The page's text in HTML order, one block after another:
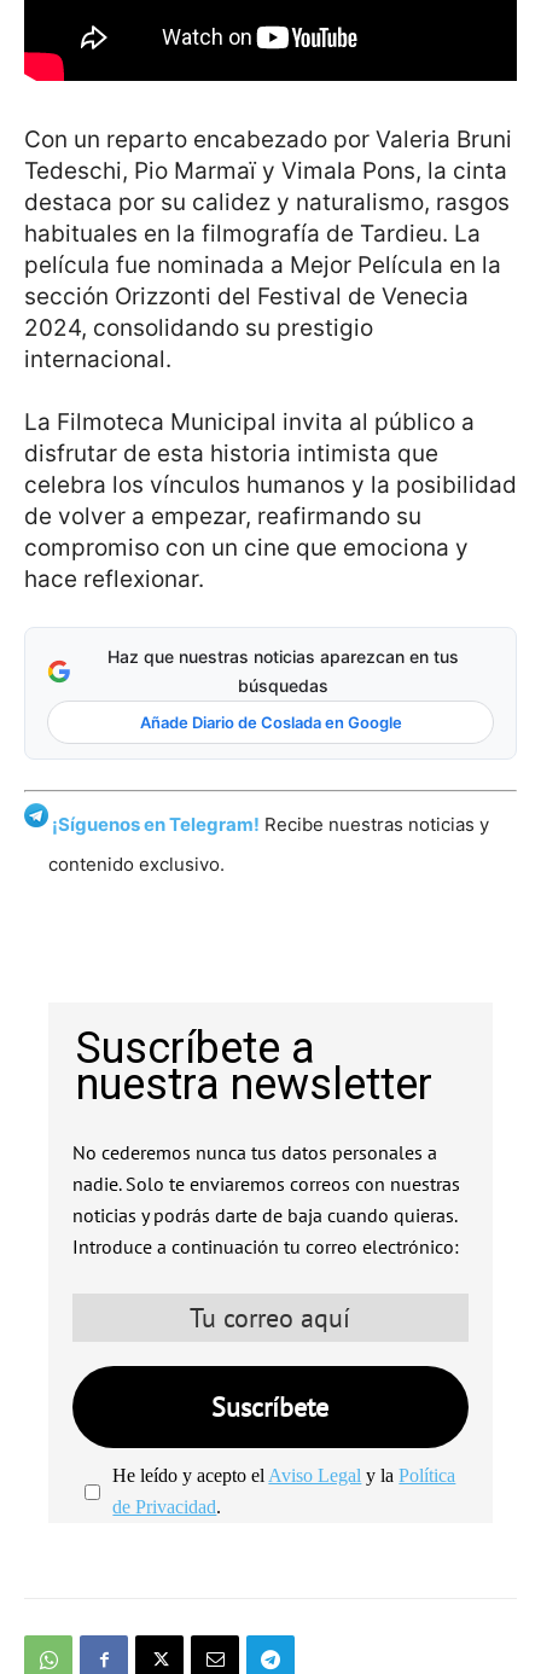
Con un reparto encabezado por Valeria Bruni
Tedeschi, Pio Marmaï y Vimala Pons, la cinta
destaca por su calidez y naturalismo, rasgos
habituales en la filmografía de Tardieu. La
película fue nominada a Mejor Película en la
sección Orizzonti del Festival de Venecia
2024, consolidando su prestigio
internacional.
La Filmoteca Municipal invita al público a
disfrutar de esta historia intimista que
celebra los vínculos humanos y la posibilidad
de volver a empezar, reafirmando su
compromiso con un cine que emociona y
hace reflexionar.
Haz que nuestras noticias aparezcan en tus
búsquedas
Añade Diario de Coslada en Google
¡Síguenos en Telegram! Recibe nuestras noticias y
contenido exclusivo.
Suscríbete a
nuestra newsletter
No cederemos nunca tus datos personales a
nadie. Solo te enviaremos correos con nuestras
noticias y podrás darte de baja cuando quieras.
Introduce a continuación tu correo electrónico:
He leído y acepto el Aviso Legal y laPolítica
de Privacidad.